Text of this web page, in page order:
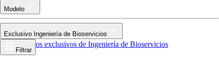
Modelo
Exclusivo Ingeniería de Bioservicios
Productos exclusivos de Ingeniería de Bioservicios
Filtrar